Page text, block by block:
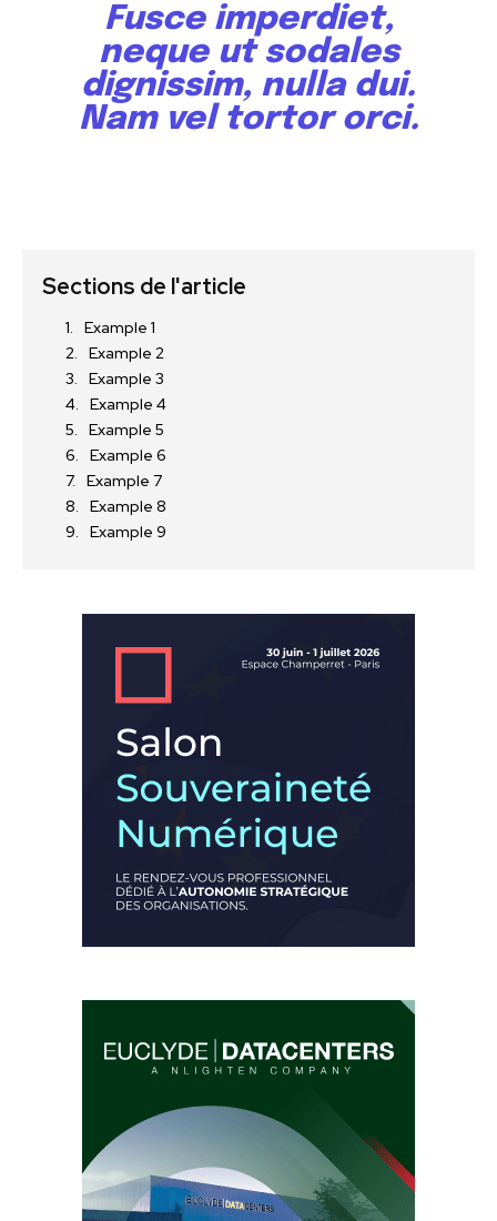
Fusce imperdiet,
neque ut sodales
dignissim, nulla dui.
Nam vel tortor orci.
Sections de l'article
Example 1
Example 2
Example 3
Example 4
Example 5
Example 6
Example 7
Example 8
Example 9